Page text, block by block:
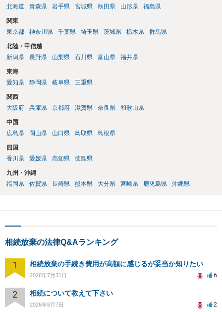
北海道
青森県 岩手県 宮城県 秋田県 山形県 福島県
関東
東京都
神奈川県 千葉県 埼玉県 茨城県 栃木県 群馬県
北陸・甲信越
新潟県
長野県 山梨県 石川県 富山県 福井県
東海
愛知県
静岡県 岐阜県 三重県
関西
大阪府
兵庫県 京都府 滋賀県 奈良県 和歌山県
中国
広島県
岡山県 山口県 鳥取県 島根県
四国
香川県
愛媛県 高知県 徳島県
九州・沖縄
福岡県
佐賀県 長崎県 熊本県 大分県 宮崎県 鹿児島県 沖縄県
相続放棄の法律Q&Aランキング
1 相続放棄の手続き費用が高額に感じるが妥当か知りたい
2026年7月31日 6
2 相続について教えて下さい
2026年8月7日 2